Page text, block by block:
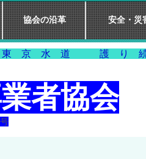
協会の沿革 安全・災
護
者協会